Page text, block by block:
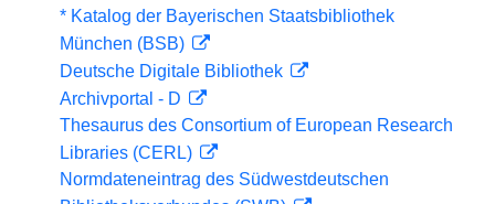
* Katalog der Bayerischen Staatsbibliothek
München (BSB)
Deutsche Digitale Bibliothek
Archivportal - D
Thesaurus des Consortium of European Research
Libraries (CERL)
Normdateneintrag des Südwestdeutschen